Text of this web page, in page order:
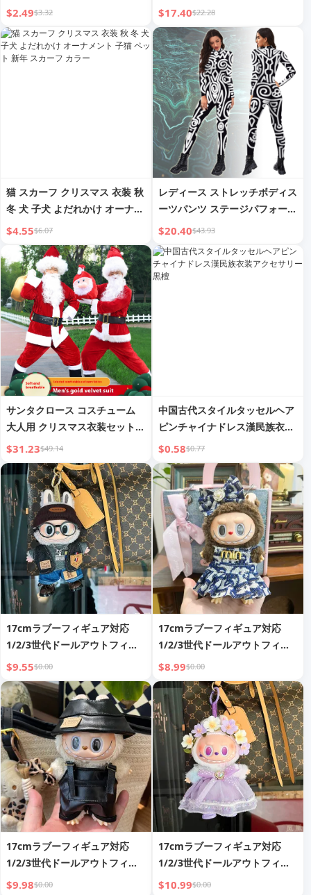
祭 冬 冬の装飾 秋と冬 ペット
子猫スカーフ
$2.49$3.32
緑 クリスマスツリー ドレス ホ
リデーアウトフィット プリンセ
ス パフスカート
$17.40$22.28
猫 スカーフ クリスマス 衣装 秋
冬 犬 子犬 よだれかけ オーナメ
ント 子猫 ペット 新年 スカーフ
カラー
$4.55$6.07
レディース ストレッチボディス
ーツパンツ ステージパフォーマ
ンス衣装
$20.40$43.93
サンタクロース コスチューム
大人用 クリスマス衣装セット
男女兼用 プラスサイズ おじい
さん 衣装 COSパフォーマンス
衣装
$31.23$49.14
中国古代スタイルタッセルヘア
ピンチャイナドレス漢民族衣装
アクセサリー黒檀
$0.58$0.77
17cmラブーフィギュア対応
1/2/3世代ドールアウトフィッ
ト コスチュームドレス 衣装の
み 衣装セットのみ - ドール、メ
ガネ、靴は含まれません。
$9.55$0.00
17cmラブーフィギュア対応
1/2/3世代ドールアウトフィッ
ト コスチュームドレス 衣装の
み 衣装セットのみ - ドール、メ
ガネ、靴は含まれません。
$8.99$0.00
17cmラブーフィギュア対応
1/2/3世代ドールアウトフィッ
ト コスチュームドレス 衣装の
$9.98$0.00
17cmラブーフィギュア対応
1/2/3世代ドールアウトフィッ
ト コスチュームドレス 衣装の
$10.99$0.00